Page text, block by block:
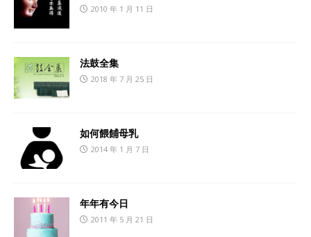
2010 年 1 月 11 日
法鼓全集
2018 年 7 月 25 日
如何餵餔母乳
2014 年 1 月 7 日
年年有今日
2011 年 5 月 21 日